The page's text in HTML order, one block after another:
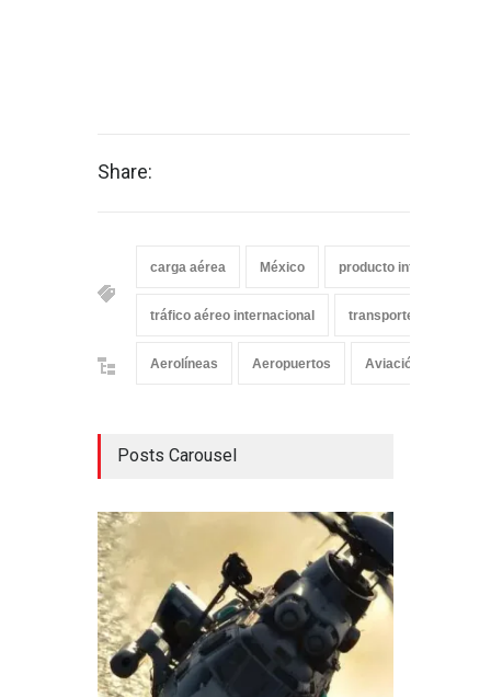
Share:
carga aérea México producto interno bruto
tráfico aéreo internacional transporte aéreo
Aerolíneas Aeropuertos Aviación Comercial
Posts Carousel